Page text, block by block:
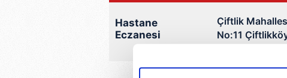
Hastane
Eczanesi
Çiftlik
No:11